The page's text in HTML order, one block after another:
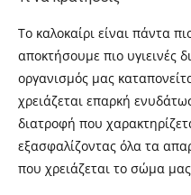
Το καλοκαίρι είναι πάντα
αποκτήσουμε πιο υγιεινές
οργανισμός μας
χρειάζεται επαρκή
διατροφή που
εξασφαλίζοντας όλα τα
που χρειάζεται το σώμα